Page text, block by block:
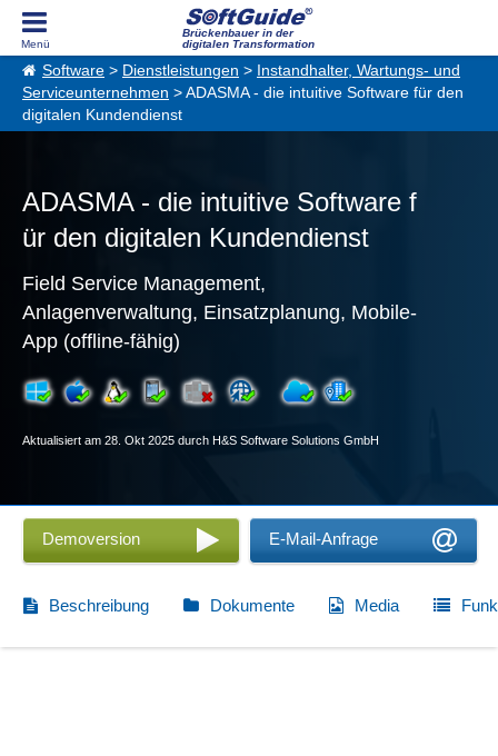
Brückenbauer in der
digitalen Transformation
Software > Dienstleistungen > Instandhalter, Wartungs- und
Serviceunternehmen > ADASMA - die intuitive Software für den
digitalen Kundendienst
ADASMA - die intuitive Software f
ür den digitalen Kundendienst
Field Service Management,
Anlagenverwaltung, Einsatzplanung, Mobile-
App (offline-fähig)
Aktualisiert am 28. Okt 2025 durch H&S Software Solutions GmbH
Demoversion E-Mail-Anfrage
Beschreibung Dokumente Media